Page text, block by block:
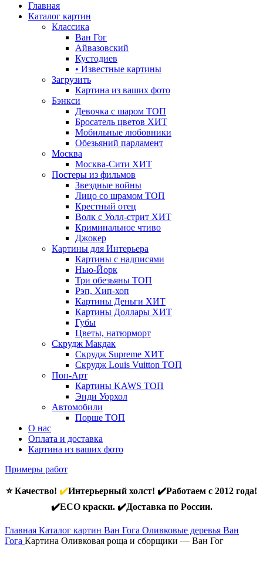
Главная
Каталог картин
Классика
Ван Гог
Айвазовский
Кустодиев
• Известные картины
Загрузить
Картина из ваших фото
Бэнкси
Девочка с шаром ТОП
Бросатель цветов ХИТ
Мобильные любовники
Обезьяний парламент
Москва
Москва-Сити ХИТ
Постеры из фильмов
Звездные войны
Лицо со шрамом ТОП
Крестный отец
Волк с Уолл-стрит ХИТ
Криминальное чтиво
Джокер
Картины для Интерьера
Картины с надписями
Нью-Йорк
Три обезьяны ТОП
Рэп, Хип-хоп
Картины Деньги ХИТ
Картины Доллары ХИТ
Губы
Цветы, натюрморт
Скрудж Макдак
Скрудж Supreme ХИТ
Скрудж Louis Vuitton ТОП
Поп-Арт
Картины KAWS ТОП
Энди Уорхол
Автомобили
Порше ТОП
О нас
Оплата и доставка
Картина из ваших фото
Примеры работ
⭐ Качество! ✔️Интерьерный холст! ✔️Работаем с 2012 года!
✔️ECO краски. ✔️Доставка по России.
Главная Каталог картин Ван Гога Оливковые деревья Ван
Гога Картина Оливковая роща и сборщики — Ван Гог